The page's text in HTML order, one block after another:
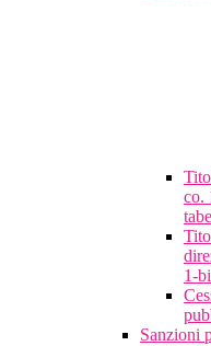
co.
1-
Sanzioni